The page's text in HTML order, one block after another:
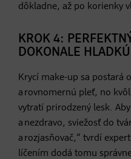
dôkladne, až po korienky
KROK 4:
DOKONALE
Krycí make-up sa postará
a rovnomernú pleť, no
vytratí prirodzený lesk.
a nezdravo, sviežosť do
a rozjasňovač,“ tvrdí
líčením dodá tomu